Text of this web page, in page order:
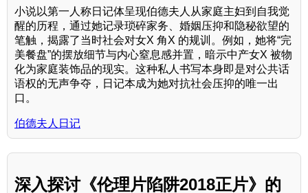
小说以第一人称日记体呈现伯德夫人从家庭主妇到自我觉
醒的历程，通过她记录琐碎家务、婚姻压抑和隐秘欲望的
笔触，揭露了当时社会对女X 角X 的规训。例如，她将“完
美餐盘”的摆放细节与内心窒息感并置，暗示中产女X 被物
化为家庭装饰品的现实。这种私人书写本身即是对公共话
语权的无声争夺，日记本成为她对抗社会压抑的唯一出
口。
伯德夫人日记
深入探讨《伦理片陷阱2018正片》的